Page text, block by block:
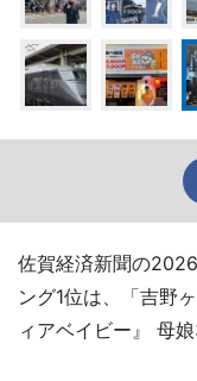
佐賀経済新聞の
ング1位は、「吉野
ィアベイビー』 母